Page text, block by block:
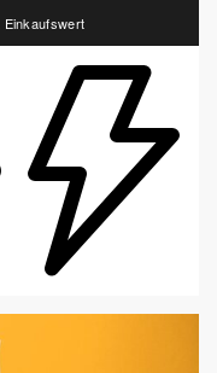
Einkaufswert